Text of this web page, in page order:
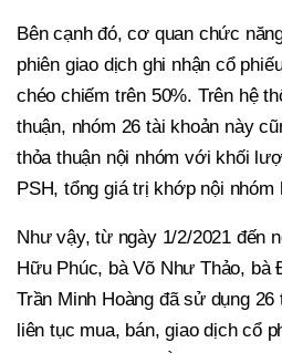
Bên cạnh đó, cơ quan chức
phiên giao dịch ghi nhận cổ
chéo chiếm trên 50%. Trên hệ
thuận, nhóm 26 tài khoản này
thỏa thuận nội nhóm với khối
PSH, tổng giá trị khớp nội nhóm
Như vậy, từ ngày 1/2/2021 đến
Hữu Phúc, bà Võ Như Thảo, bà
Trần Minh Hoàng đã sử dụng
liên tục mua, bán, giao dịch cổ